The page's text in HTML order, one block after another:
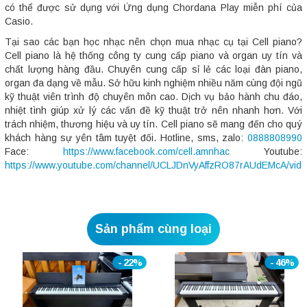
có thể được sử dụng với Ứng dụng Chordana Play miễn phí của
Casio.
Tại sao các bạn học nhạc nên chọn mua nhạc cụ tại Cell piano?
Cell piano là hệ thống công ty cung cấp piano và organ uy tín và
chất lượng hàng đầu. Chuyên cung cấp sỉ lẻ các loại đàn piano,
organ đa dạng về mẫu. Sở hữu kinh nghiệm nhiều năm cùng đội ngũ
kỹ thuật viên trình độ chuyên môn cao. Dịch vụ bảo hành chu đáo,
nhiệt tình giúp xử lý các vấn đề kỹ thuật trở nên nhanh hơn. Với
trách nhiệm, thương hiệu và uy tín. Cell piano sẽ mang đến cho quý
khách hàng sự yên tâm tuyệt đối. Hotline, sms, zalo: 0888808990
Face:
https://www.facebook.com/cell.amnhac Youtube:
https://www.youtube.com/channel/UCLJDnVyAffzRO87rAUdEMcA/
Sản phẩm cùng loại
- 22% - 46%